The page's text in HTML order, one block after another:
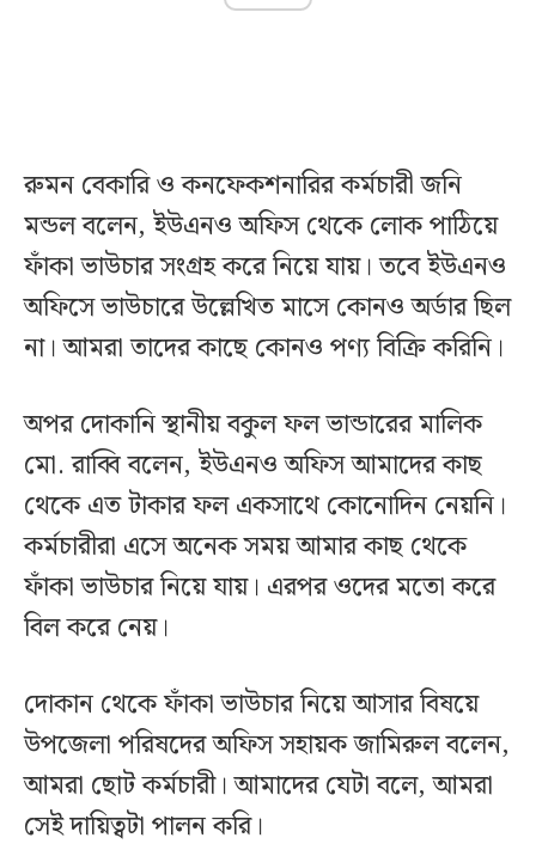
রুমন বেকারি ও কনফেকশনারির কর্মচারী জনি
মন্ডল বলেন, ইউএনও অফিস থেকে লোক পাঠিয়ে
ফাঁকা ভাউচার সংগ্রহ করে নিয়ে যায়। তবে ইউএনও
অফিসে ভাউচারে উল্লেখিত মাসে কোনও অর্ডার ছিল
না। আমরা তাদের কাছে কোনও পণ্য বিক্রি করিনি।
অপর দোকানি স্থানীয় বকুল ফল ভান্ডারের মালিক
মো. রাব্বি বলেন, ইউএনও অফিস আমাদের কাছ
থেকে এত টাকার ফল একসাথে কোনোদিন নেয়নি।
কর্মচারীরা এসে অনেক সময় আমার কাছ থেকে
ফাঁকা ভাউচার নিয়ে যায়। এরপর ওদের মতো করে
বিল করে নেয়।
দোকান থেকে ফাঁকা ভাউচার নিয়ে আসার বিষয়ে
উপজেলা পরিষদের অফিস সহায়ক জামিরুল বলেন,
আমরা ছোট কর্মচারী। আমাদের যেটা বলে, আমরা
সেই দায়িত্বটা পালন করি।